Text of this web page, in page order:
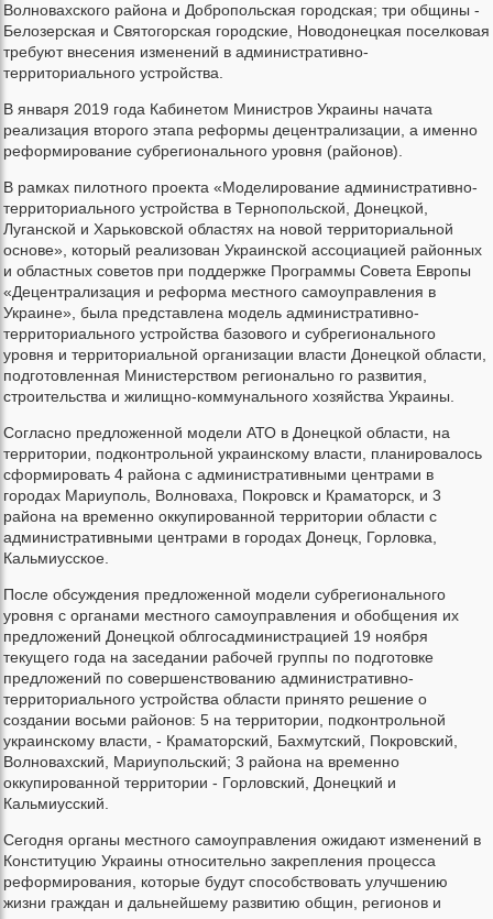
Волновахского района и Добропольская городская; три общины -
Белозерская и Святогорская городские, Новодонецкая поселковая
требуют внесения изменений в административно-
территориального устройства.
В января 2019 года Кабинетом Министров Украины начата
реализация второго этапа реформы децентрализации, а именно
реформирование субрегионального уровня (районов).
В рамках пилотного проекта «Моделирование административно-
территориального устройства в Тернопольской, Донецкой,
Луганской и Харьковской областях на новой территориальной
основе», который реализован Украинской ассоциацией районных
и областных советов при поддержке Программы Совета Европы
«Децентрализация и реформа местного самоуправления в
Украине», была представлена модель административно-
территориального устройства базового и субрегионального
уровня и территориальной организации власти Донецкой области,
подготовленная Министерством регионально го развития,
строительства и жилищно-коммунального хозяйства Украины.
Согласно предложенной модели АТО в Донецкой области, на
территории, подконтрольной украинскому власти, планировалось
сформировать 4 района с административными центрами в
городах Мариуполь, Волноваха, Покровск и Краматорск, и 3
района на временно оккупированной территории области с
административными центрами в городах Донецк, Горловка,
Кальмиусское.
После обсуждения предложенной модели субрегионального
уровня с органами местного самоуправления и обобщения их
предложений Донецкой облгосадминистрацией 19 ноября
текущего года на заседании рабочей группы по подготовке
предложений по совершенствованию административно-
территориального устройства области принято решение о
создании восьми районов: 5 на территории, подконтрольной
украинскому власти, - Краматорский, Бахмутский, Покровский,
Волновахский, Мариупольский; 3 района на временно
оккупированной территории - Горловский, Донецкий и
Кальмиусский.
Сегодня органы местного самоуправления ожидают изменений в
Конституцию Украины относительно закрепления процесса
реформирования, которые будут способствовать улучшению
жизни граждан и дальнейшему развитию общин, регионов и